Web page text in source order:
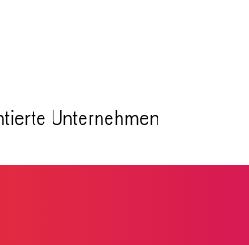
Unternehmen